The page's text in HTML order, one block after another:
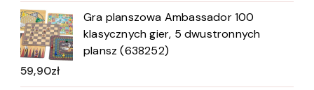
Gra planszowa Ambassador 100
klasycznych gier, 5 dwustronnych
plansz (638252)
59,90zł